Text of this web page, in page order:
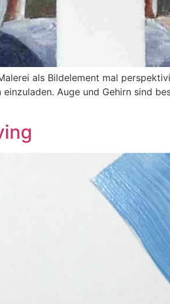
als Bildelement mal
einzuladen. Auge und Gehirn sind